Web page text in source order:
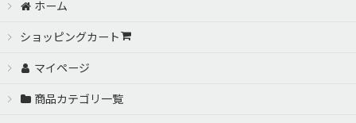
ホーム
ショッピングカート
マイページ
商品カテゴリ一覧